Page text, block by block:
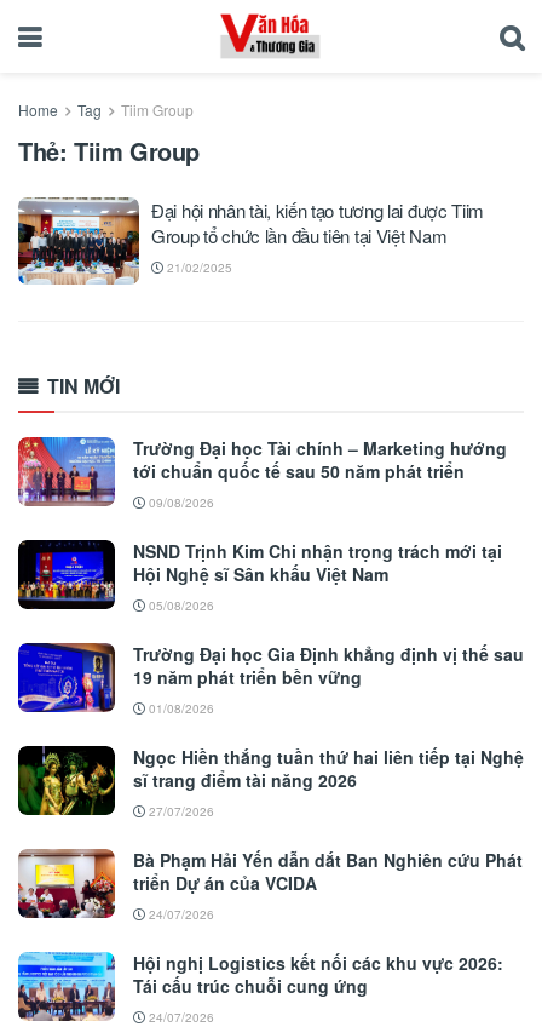
Home Tag Tiim Group
Thẻ: Tiim Group
Đại hội nhân tài, kiến tạo tương lai được Tiim
Group tổ chức lần đầu tiên tại Việt Nam
21/02/2025
TIN MỚI
Trường Đại học Tài chính – Marketing hướng
tới chuẩn quốc tế sau 50 năm phát triển
09/08/2026
NSND Trịnh Kim Chi nhận trọng trách mới tại
Hội Nghệ sĩ Sân khấu Việt Nam
05/08/2026
Trường Đại học Gia Định khẳng định vị thế sau
19 năm phát triển bền vững
01/08/2026
Ngọc Hiền thắng tuần thứ hai liên tiếp tại Nghệ
sĩ trang điểm tài năng 2026
27/07/2026
Bà Phạm Hải Yến dẫn dắt Ban Nghiên cứu Phát
triển Dự án của VCIDA
24/07/2026
Hội nghị Logistics kết nối các khu vực 2026:
Tái cấu trúc chuỗi cung ứng
24/07/2026